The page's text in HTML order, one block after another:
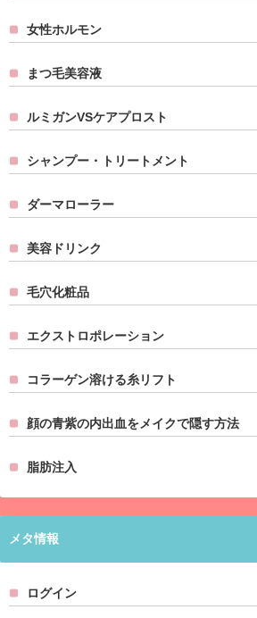
女性ホルモン
まつ毛美容液
ルミガンVSケアプロスト
シャンプー・トリートメント
ダーマローラー
美容ドリンク
毛穴化粧品
エクストロポレーション
コラーゲン溶ける糸リフト
顔の青紫の内出血をメイクで隠す方法
脂肪注入
メタ情報
ログイン